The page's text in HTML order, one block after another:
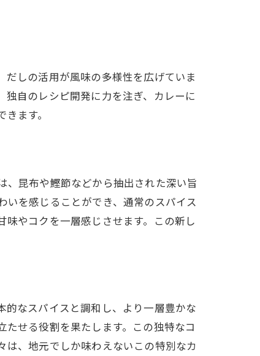
しの活用が風味の多様性を広げていま
自のレシピ開発に力を注ぎ、カレーに
ます。
昆布や鰹節などから抽出された深い旨
を感じることができ、通常のスパイス
やコクを一層感じさせます。この新し
なスパイスと調和し、より一層豊かな
せる役割を果たします。この独特なコ
、地元でしか味わえないこの特別なカ